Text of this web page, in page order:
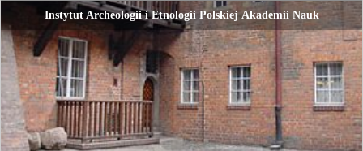
Instytut Archeologii i Etnologii Polskiej Akademii Nauk
Instytut Archeologii i Etnologii Polskiej Akademii Nauk